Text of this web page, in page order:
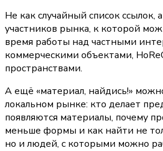
Не как случайный список ссылок,
участников рынка, к которой
время работы над частными
коммерческими объектами,
пространствами.
А ещё «материал, найдись!»
локальном рынке: кто делает
появляются материалы, почему
меньше формы и как найти не
но и людей, с которыми можно